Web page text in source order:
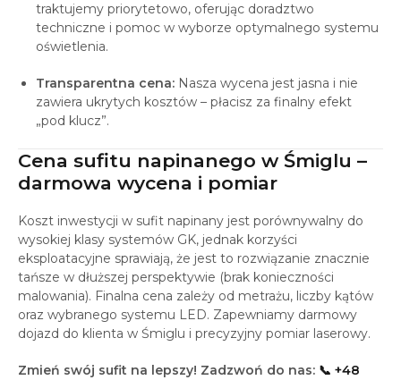
traktujemy priorytetowo, oferując doradztwo
techniczne i pomoc w wyborze optymalnego systemu
oświetlenia.
Transparentna cena: Nasza wycena jest jasna i nie
zawiera ukrytych kosztów – płacisz za finalny efekt
„pod klucz”.
Cena sufitu napinanego w Śmiglu –
darmowa wycena i pomiar
Koszt inwestycji w sufit napinany jest porównywalny do
wysokiej klasy systemów GK, jednak korzyści
eksploatacyjne sprawiają, że jest to rozwiązanie znacznie
tańsze w dłuższej perspektywie (brak konieczności
malowania). Finalna cena zależy od metrażu, liczby kątów
oraz wybranego systemu LED. Zapewniamy darmowy
dojazd do klienta w Śmiglu i precyzyjny pomiar laserowy.
Zmień swój sufit na lepszy! Zadzwoń do nas: 📞 +48